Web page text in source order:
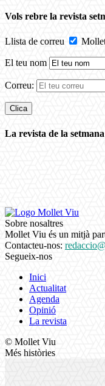
Vols rebre la revista
Llista de correu
El teu nom
Correu:
La revista de la setmana
Sobre nosaltres
Mollet Viu és un mitjà
Contacteu-nos:
Segueix-nos
Inici
Actualitat
Agenda
Opinió
La revista
© Mollet Viu
Més històries